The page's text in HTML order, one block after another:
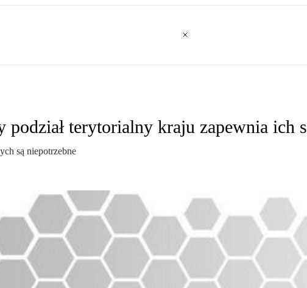
terytorialny kraju zapewnia ich
są niepotrzebne